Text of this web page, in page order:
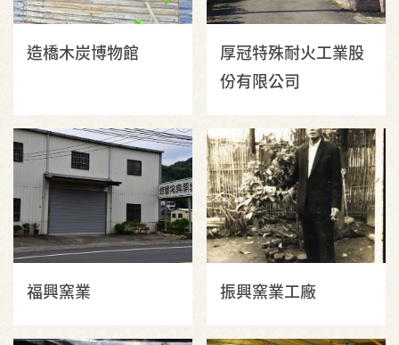
造橋木炭博物館
厚冠特殊耐火工業股
份有限公司
福興窯業 振興窯業工廠